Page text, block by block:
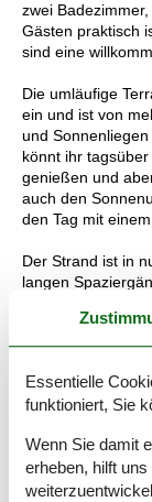
zwei
Gästen praktisch
sind eine
Die umläufige
ein und ist von
und
könnt ihr
genießen und
auch den
den Tag mit
Der Strand ist in
langen
atemberaubende
Nordsee in der
Hvide Sande,
und schnell mit
Groß und Klein.
gemütliche
Essentielle
funktioniert, Sie
Wenn Sie damit
erheben, hilft